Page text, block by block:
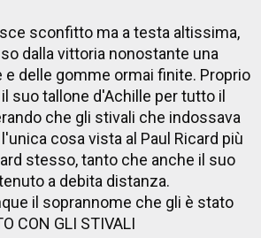
sconfitto ma a testa altissima,
dalla vittoria nonostante una
e delle gomme ormai finite. Proprio
suo tallone d'Achille per tutto il
che gli stivali che indossava
cosa vista al Paul Ricard più
stesso, tanto che anche il suo
a debita distanza.
il soprannome che gli è stato
CON GLI STIVALI